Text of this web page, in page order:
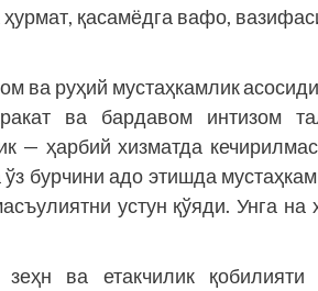
қасамёдга вафо,
ва руҳий мустаҳкамлик
ва бардавом интизом
— ҳарбий хизматда
бурчини адо этишда
устун қўяди. Унга
ва етакчилик қобилияти